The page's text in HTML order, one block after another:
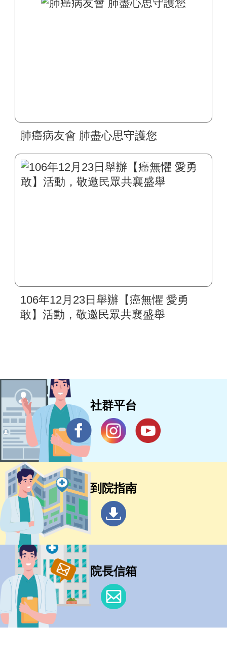
肺癌病友會 肺盡心思守護您
106年12月23日舉辦【癌無懼 愛勇
敢】活動，敬邀民眾共襄盛舉
社群平台
到院指南
院長信箱